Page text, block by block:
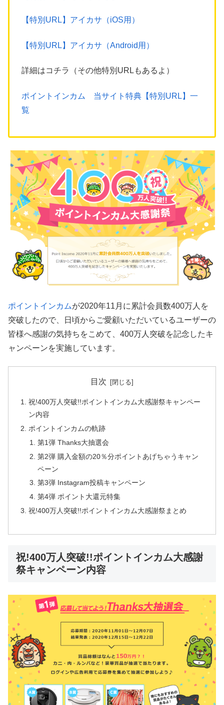
【特別URL】アイカサ（iOS用）
【特別URL】アイカサ（Android用）
詳細はコチラ（その他特別URLもあるよ）
ポイントインカム 当サイト特典【特別URL】一
覧
ポイントインカムが2020年11月に累計会員数400万人を
突破したので、日頃からご愛顧いただいているユーザーの
皆様へ感謝の気持ちをこめて、400万人突破を記念したキ
ャンペーンを実施しています。
目次
祝!400万人突破!!ポイントインカム大感謝祭キャンペー
ン内容
ポイントインカムの軌跡
第1弾 Thanks大抽選会
第2弾 購入金額の20％分ポイントあげちゃうキャン
ペーン
第3弾 Instagram投稿キャンペーン
第4弾 ポイント大還元特集
祝!400万人突破!!ポイントインカム大感謝祭まとめ
祝!400万人突破!!ポイントインカム大感謝
祭キャンペーン内容